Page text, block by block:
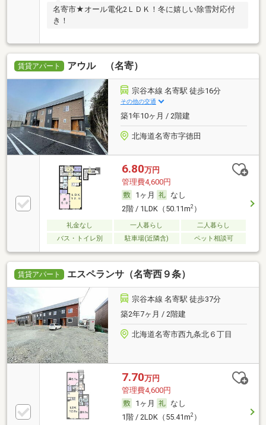
名寄市★オール電化2ＬＤＫ！冬に嬉しい除雪対応付
き！
賃貸アパート アウル （名寄）
宗谷本線 名寄駅 徒歩16分
その他の交通
築1年10ヶ月 / 2階建
北海道名寄市字徳田
6.80万円
管理費4,600円
1ヶ月
なし
2階 / 1LDK（50.11m2）
礼金なし 一人暮らし
二人暮らし
バス・トイレ別
駐車場(近隣含) ペット相談可
賃貸アパート エスペランサ（名寄西９条）
宗谷本線 名寄駅 徒歩37分
築2年7ヶ月 / 2階建
北海道名寄市西九条北６丁目
7.70万円
管理費4,600円
1ヶ月
なし
1階 / 2LDK（55.41m2）